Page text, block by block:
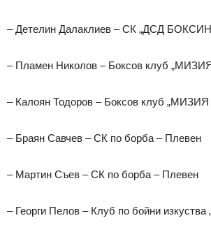
– Детелин Далаклиев – СК „ДСД
– Пламен Николов – Боксов клуб
– Калоян Тодоров – Боксов клуб „МИЗИЯ
– Браян Савчев – СК по борба – Плевен
– Мартин Съев – СК по борба – Плевен
– Георги Пелов – Клуб по бойни изкуства